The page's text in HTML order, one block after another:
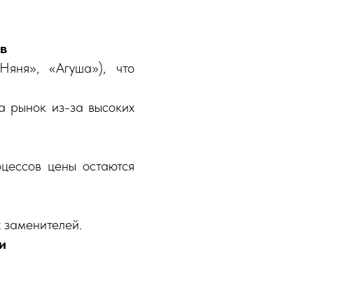
«Агуша»), что
рынок из-за высоких
цены остаются